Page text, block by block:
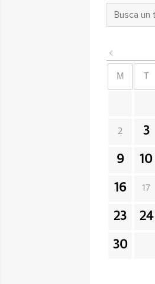
M
2 3
9 10
16 17
23 24
30